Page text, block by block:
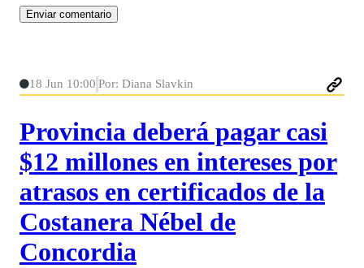
18 Jun 10:00 Por: Diana Slavkin
Provincia deberá pagar casi
$12 millones en intereses por
atrasos en certificados de la
Costanera Nébel de
Concordia